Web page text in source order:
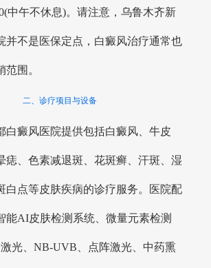
中午不休息)。请注意，乌鲁木齐新
并不是医保定点，白癜风治疗通常也
围。
二、诊疗项目与设备
白癜风医院提供包括白癜风、牛皮
痣、色素减退斑、花斑癣、汗斑、湿
白点等皮肤疾病的诊疗服务。医院配
能AI皮肤检测系统、微量元素检测
光、NB-UVB、点阵激光、中药熏